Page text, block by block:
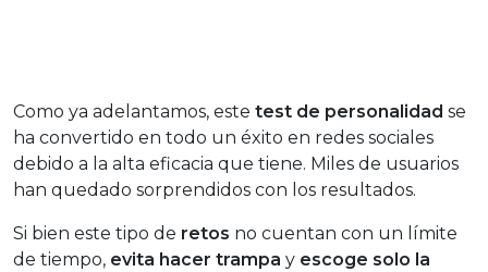
Como ya adelantamos, este test de personalidad se
ha convertido en todo un éxito en redes sociales
debido a la alta eficacia que tiene. Miles de usuarios
han quedado sorprendidos con los resultados.
Si bien este tipo de retos no cuentan con un límite
de tiempo, evita hacer trampa y escoge solo la